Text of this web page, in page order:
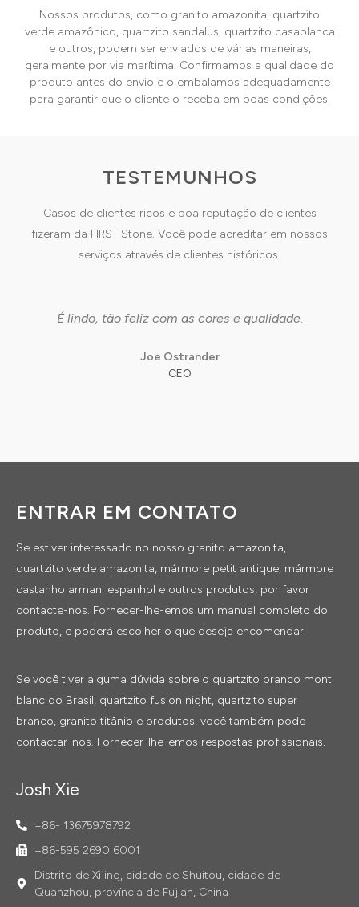
Nossos produtos, como granito amazonita, quartzito
verde amazônico, quartzito sandalus, quartzito casablanca
e outros, podem ser enviados de várias maneiras,
geralmente por via marítima. Confirmamos a qualidade do
produto antes do envio e o embalamos adequadamente
para garantir que o cliente o receba em boas condições.
TESTEMUNHOS
Casos de clientes ricos e boa reputação de clientes
fizeram da HRST Stone. Você pode acreditar em nossos
serviços através de clientes históricos.
É lindo, tão feliz com as cores e qualidade.
Joe Ostrander
CEO
ENTRAR EM CONTATO
Se estiver interessado no nosso granito amazonita,
quartzito verde amazonita, mármore petit antique, mármore
castanho armani espanhol e outros produtos, por favor
contacte-nos. Fornecer-lhe-emos um manual completo do
produto, e poderá escolher o que deseja encomendar.
Se você tiver alguma dúvida sobre o quartzito branco mont
blanc do Brasil, quartzito fusion night, quartzito super
branco, granito titânio e produtos, você também pode
contactar-nos. Fornecer-lhe-emos respostas profissionais.
Josh Xie
+86- 13675978792
+86-595 2690 6001
Distrito de Xijing, cidade de Shuitou, cidade de
Quanzhou, província de Fujian, China